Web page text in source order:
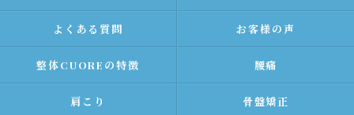
よくある質問 お客様の声
整体CUOREの特徴 腰痛
肩こり 骨盤矯正